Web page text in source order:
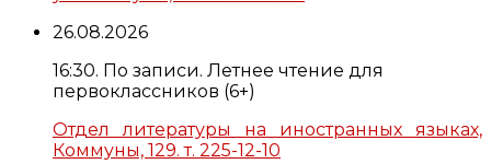
26.08.2026
16:30. По записи. Летнее чтение для
первоклассников (6+)
Отдел литературы на иностранных языках,
Коммуны, 129. т. 225-12-10